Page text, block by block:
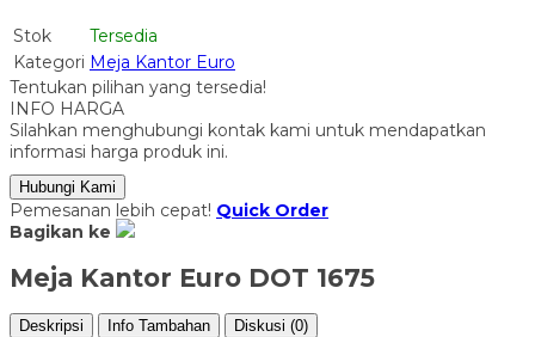
Stok
Tersedia
Kategori Meja Kantor Euro
Tentukan pilihan yang tersedia!
INFO HARGA
Silahkan menghubungi kontak kami untuk mendapatkan
informasi harga produk ini.
Hubungi Kami
Pemesanan lebih cepat! Quick Order
Bagikan ke
Meja Kantor Euro DOT 1675
Deskripsi Info Tambahan Diskusi (0)